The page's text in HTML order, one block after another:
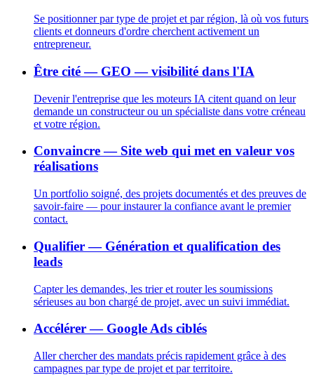
Se positionner par type de projet et par région, là où vos futurs
clients et donneurs d'ordre cherchent activement un
entrepreneur.
Être cité — GEO — visibilité dans l'IA
Devenir l'entreprise que les moteurs IA citent quand on leur
demande un constructeur ou un spécialiste dans votre créneau
et votre région.
Convaincre — Site web qui met en valeur vos
réalisations
Un portfolio soigné, des projets documentés et des preuves de
savoir-faire — pour instaurer la confiance avant le premier
contact.
Qualifier — Génération et qualification des
leads
Capter les demandes, les trier et router les soumissions
sérieuses au bon chargé de projet, avec un suivi immédiat.
Accélérer — Google Ads ciblés
Aller chercher des mandats précis rapidement grâce à des
campagnes par type de projet et par territoire.